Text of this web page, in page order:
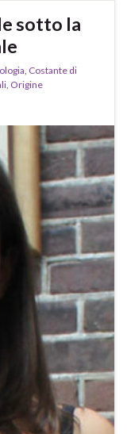
sotto la
, Costante di
, Origine